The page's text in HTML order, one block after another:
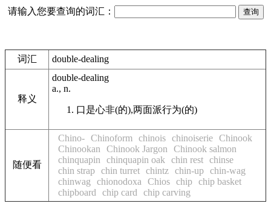
请输入您要查询的词汇：
词汇 double-dealing
释义
double-dealing
a., n.
口是心非(的),两面派行为(的)
随便看
Chino- Chinoform chinois chinoiserie Chinook
Chinookan
Chinook Jargon
Chinook salmon
chinquapin
chinquapin oak chin rest chinse
chin strap chin turret chintz chin-up chin-wag
chinwag
chionodoxa Chios chip chip basket
chipboard
chip card chip carving